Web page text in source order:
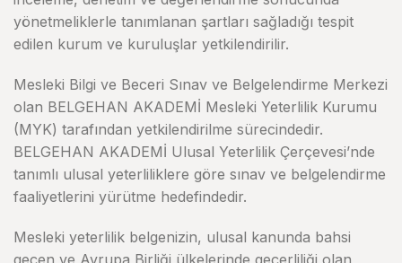
yönetmeliklerle tanımlanan şartları sağladığı tespit
edilen kurum ve kuruluşlar yetkilendirilir.
Mesleki Bilgi ve Beceri Sınav ve Belgelendirme Merkezi
olan BELGEHAN AKADEMİ Mesleki Yeterlilik Kurumu
(MYK) tarafından yetkilendirilme sürecindedir.
BELGEHAN AKADEMİ Ulusal Yeterlilik Çerçevesi’nde
tanımlı ulusal yeterliliklere göre sınav ve belgelendirme
faaliyetlerini yürütme hedefindedir.
Mesleki yeterlilik belgenizin, ulusal kanunda bahsi
geçen ve Avrupa Birliği ülkelerinde geçerliliği olan